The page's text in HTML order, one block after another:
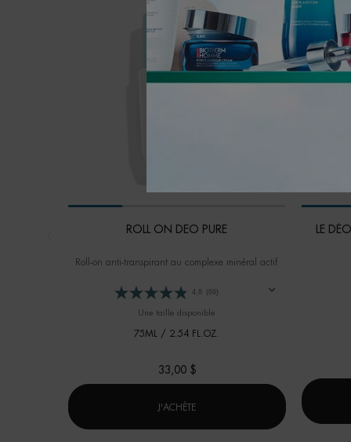
ROLL ON DEO PURE
Roll-on anti-transpirant au complexe minéral actif
4.8 (69)
Une taille disponible
75ML / 2.54 FL.OZ.
33,00 $
J'ACHÈTE
LE